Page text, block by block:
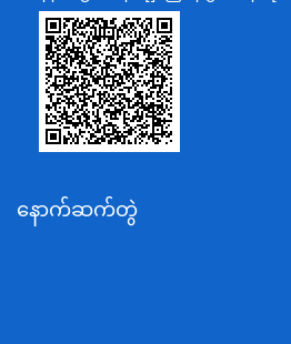
သာသနာရေးနှင့် ယဉ်ကျေးမှုဝန်ကြီး
စိုက်ပျိုးရေး၊မွေးမြူရေးနှင့်ဆည်မြေ
ပို့ဆောင်ရေးနှင့်ဆက်သွယ်ရေးဝန်ကြီ
သယံဇာတနှင့်ပတ်ဝန်းကျင်ထိန်းသိမ်း
အလုပ်သမား၊လူဝင်မှုကြီးကြပ်ရေး
နောက်ဆက်တွဲ